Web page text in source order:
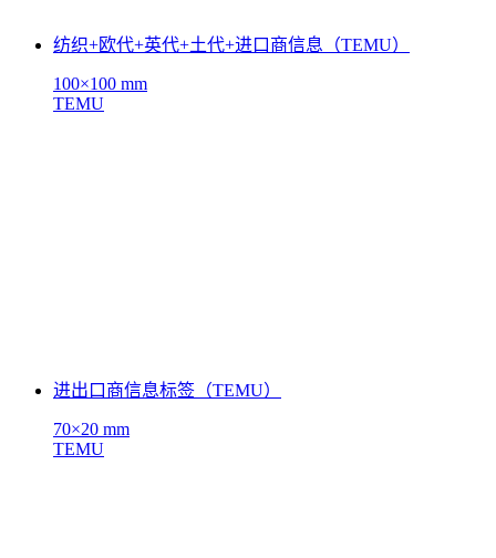
纺织+欧代+英代+土代+进口商信息（TEMU）
100×100 mm
TEMU
进出口商信息标签（TEMU）
70×20 mm
TEMU